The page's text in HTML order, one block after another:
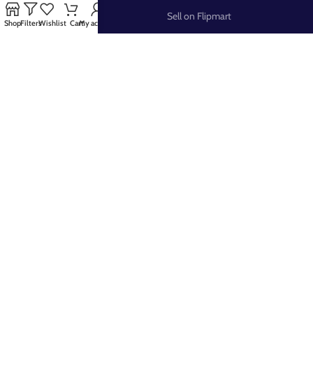
FB Group
Sell on Flipmart
ShopFiltersWishlist CartMy account